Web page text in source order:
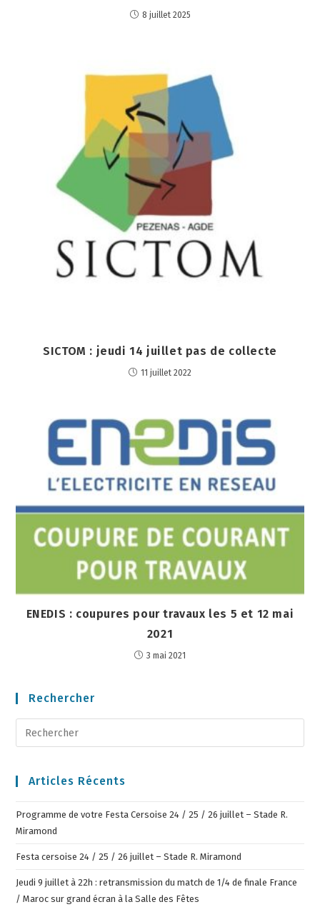
8 juillet 2025
SICTOM : jeudi 14 juillet pas de collecte
11 juillet 2022
ENEDIS : coupures pour travaux les 5 et 12 mai
2021
3 mai 2021
Rechercher
Articles Récents
Programme de votre Festa Cersoise 24 / 25 / 26 juillet – Stade R.
Miramond
Festa cersoise 24 / 25 / 26 juillet – Stade R. Miramond
Jeudi 9 juillet à 22h : retransmission du match de 1/4 de finale France
/ Maroc sur grand écran à la Salle des Fêtes